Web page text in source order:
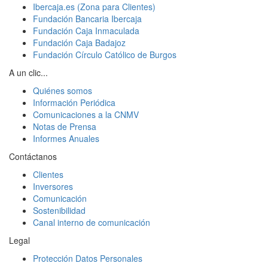
Ibercaja.es (Zona para Clientes)
Fundación Bancaria Ibercaja
Fundación Caja Inmaculada
Fundación Caja Badajoz
Fundación Círculo Católico de Burgos
A un clic...
Quiénes somos
Información Periódica
Comunicaciones a la CNMV
Notas de Prensa
Informes Anuales
Contáctanos
Clientes
Inversores
Comunicación
Sostenibilidad
Canal interno de comunicación
Legal
Protección Datos Personales